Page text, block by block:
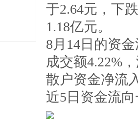
于2.64元，下
1.18亿元。
8月14日的资
成交额4.22%
散户资金净流
近5日资金流